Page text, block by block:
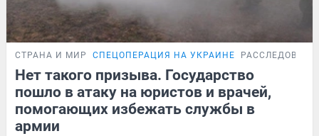
СТРАНА И МИР СПЕЦОПЕРАЦИЯ НА УКРАИНЕ
Нет такого призыва. Государство
пошло в атаку на юристов и врачей,
помогающих избежать службы в
армии